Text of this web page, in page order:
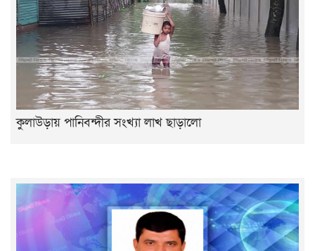
কুলাউড়ায় পানিবন্দীর সংখ্যা লাখ ছাড়ালো